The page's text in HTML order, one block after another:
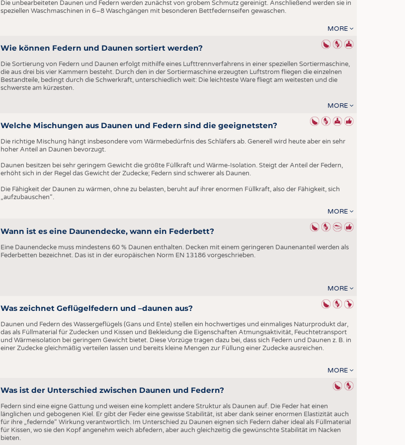
DTV AUSSCHREIBUNGSDIENST
TERMINE
BRANCHENTERMINE
Die unbearbeiteten Daunen und Federn werden zunächst von grobem Schmutz gereinigt. Anschließend werden sie in
speziellen Waschmaschinen in 6–8 Waschgängen mit besonderen Bettfedernseifen gewaschen.
MORE
Wie können Federn und Daunen sortiert werden?
Die Sortierung von Federn und Daunen erfolgt mithilfe eines Lufttrennverfahrens in einer speziellen Sortiermaschine,
die aus drei bis vier Kammern besteht. Durch den in der Sortiermaschine erzeugten Luftstrom fliegen die einzelnen
Be­standteile, bedingt durch die Schwerkraft, unterschiedlich weit: Die leichteste Ware fliegt am weitesten und die
schwerste am kürzesten.
MORE
Welche Mischungen aus Daunen und Federn sind die geeignetsten?
Die richtige Mischung hängt insbesondere vom Wärmebedürfnis des Schläfers ab. Generell wird heute aber ein sehr
hoher Anteil an Daunen bevorzugt.
Daunen besitzen bei sehr geringem Gewicht die größte Füllkraft und Wärme-Isolation. Steigt der Anteil der Federn,
erhöht sich in der Regel das Gewicht der Zudecke; Federn sind schwerer als Daunen.
Die Fähigkeit der Daunen zu wärmen, ohne zu belasten, beruht auf ihrer enormen Füllkraft, also der Fähigkeit, sich
„aufzubauschen“.
MORE
Wann ist es eine Daunendecke, wann ein Federbett?
Eine Daunendecke muss mindestens 60 % Daunen enthalten. Decken mit einem geringeren Daunenanteil werden als
Federbetten bezeichnet. Das ist in der europäischen Norm EN 13186 vorgeschrieben.
MORE
Was zeichnet Geflügelfedern und –daunen aus?
Daunen und Federn des Wassergeflügels (Gans und Ente) stellen ein hochwertiges und einmaliges Naturprodukt dar,
das als Füllmaterial für Zudecken und Kissen und Bekleidung die Eigenschaften Atmungsaktivität, Feuchtetransport
und Wärmeisolation bei geringem Gewicht bietet. Diese Vorzüge tragen dazu bei, dass sich Federn und Daunen z. B. in
einer Zudecke gleichmäßig verteilen lassen und bereits kleine Mengen zur Füllung einer Zudecke ausreichen.
MORE
Was ist der Unterschied zwischen Daunen und Federn?
Federn sind eine eigne Gattung und weisen eine komplett andere Struktur als Daunen auf. Die Feder hat einen
länglichen und gebogenen Kiel. Er gibt der Feder eine gewisse Stabilität, ist aber dank seiner enormen Elastizität auch
für ihre „federnde“ Wirkung verantwortlich. Im Unterschied zu Daunen eignen sich Federn daher ideal als Füllmaterial
für Kissen, wo sie den Kopf angenehm weich abfedern, aber auch gleichzeitig die gewünschte Stabilität im Nacken
bieten.